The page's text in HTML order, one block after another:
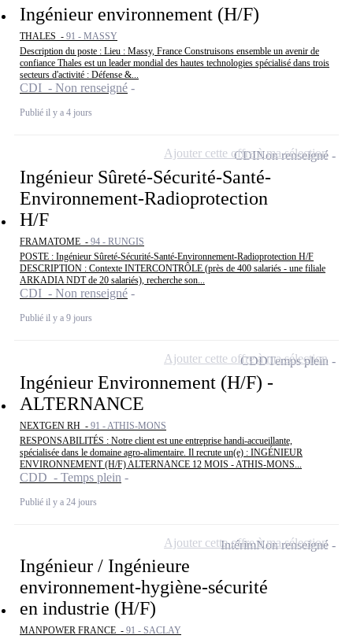
Ingénieur environnement (H/F)
THALES - 91 - MASSY
Description du poste : Lieu : Massy, France Construisons ensemble un avenir de
confiance Thales est un leader mondial des hautes technologies spécialisé dans trois
secteurs d'activité : Défense &...
CDI - Non renseigné
Publié il y a 4 jours
Ingénieur Sûreté-Sécurité-Santé-
Environnement-Radioprotection
H/F
FRAMATOME - 94 - RUNGIS
POSTE : Ingénieur Sûreté-Sécurité-Santé-Environnement-Radioprotection H/F
DESCRIPTION : Contexte INTERCONTRÔLE (près de 400 salariés - une filiale
ARKADIA NDT de 20 salariés), recherche son...
CDI - Non renseigné
Publié il y a 9 jours
CDINon renseigné
Ajouter cette offre à ma sélection
Ingénieur Environnement (H/F) -
ALTERNANCE
NEXTGEN RH - 91 - ATHIS-MONS
RESPONSABILITÉS : Notre client est une entreprise handi-accueillante,
spécialisée dans le domaine agro-alimentaire. Il recrute un(e) : INGÉNIEUR
ENVIRONNEMENT (H/F) ALTERNANCE 12 MOIS - ATHIS-MONS...
CDD - Temps plein
Publié il y a 24 jours
CDDTemps plein
Ajouter cette offre à ma sélection
Ingénieur / Ingénieure
environnement-hygiène-sécurité
en industrie (H/F)
MANPOWER FRANCE - 91 - SACLAY
IntérimNon renseigné
Ajouter cette offre à ma sélection